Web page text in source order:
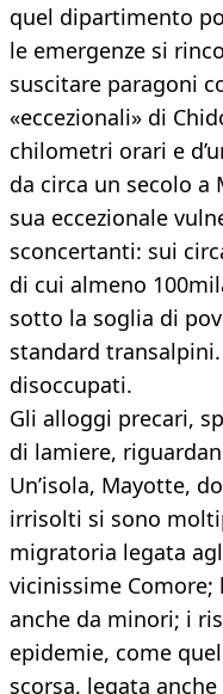
quel dipartimento
le emergenze si
suscitare paragoni
«eccezionali» di
chilometri orari e
da circa un secolo a
sua eccezionale
sconcertanti: sui
di cui almeno
sotto la soglia di
standard
disoccupati.
Gli alloggi precari,
di lamiere,
Un’isola, Mayotte,
irrisolti si sono
migratoria legata
vicinissime
anche da minori; i
epidemie, come
scorsa, legata